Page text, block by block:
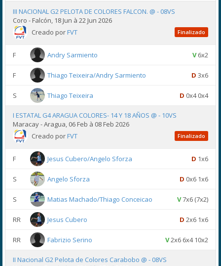
III NACIONAL G2 PELOTA DE COLORES FALCON. @ - 08VS
Coro - Falcón, 18 Jun à 22 Jun 2026
Creado porFVT Finalizado
F Andry Sarmiento V6x2
F Thiago Teixeira/Andry Sarmiento D 3x6
S Thiago Teixeira D 0x4 0x4
I ESTATAL G4 ARAGUA COLORES- 14 Y 18 AÑOS @ - 10VS
Maracay - Aragua, 06 Feb à 08 Feb 2026
Creado porFVT Finalizado
F Jesus Cubero/Angelo Sforza D 1x6
S Angelo Sforza D 0x6 1x6
S Matias Machado/Thiago Conceicao V7x6 (7x2)
RR Jesus Cubero D 2x6 1x6
RR Fabrizio Serino V2x6 6x4 10x2
II Nacional G2 Pelota de Colores Carabobo @ - 08VS